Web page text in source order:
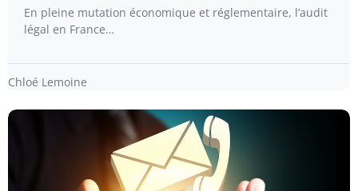
En pleine mutation économique et réglementaire, l’audit
légal en France…
Chloé Lemoine